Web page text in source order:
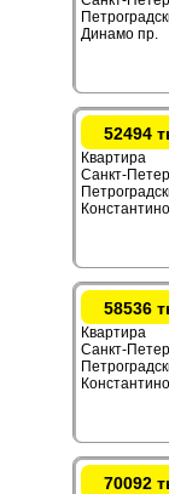
Динамо пр.
52494
Квартира
Санкт-
58536
Квартира
Санкт-
70092